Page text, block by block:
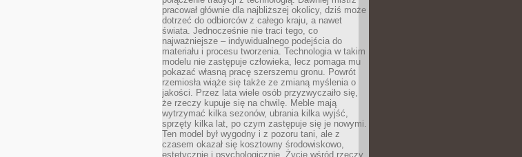
pracował głównie dla najbliższej okolicy, dziś może
dotrzeć do odbiorców z całego kraju, a nawet
świata. Jednocześnie nie traci tego, co
najważniejsze – indywidualnego podejścia do
materiału i procesu tworzenia. Technologia w takim
modelu nie zastępuje człowieka, lecz pomaga mu
pokazać własną pracę szerszemu gronu. Powrót
rzemiosła wiąże się także ze zmianą myślenia o
jakości. Przez lata wiele osób przyzwyczaiło się,
że rzeczy kupuje się na chwilę. Meble mają
wytrzymać kilka sezonów, ubrania kilka wyjść,
sprzęty kilka lat, po czym zastępuje się je nowymi.
Ten model był wygodny i z pozoru tani, ale z
czasem okazał się kosztowny środowiskowo,
estetycznie i psychologicznie. Życie wśród rzeczy